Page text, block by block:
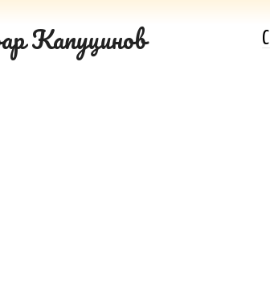
Капуцинов